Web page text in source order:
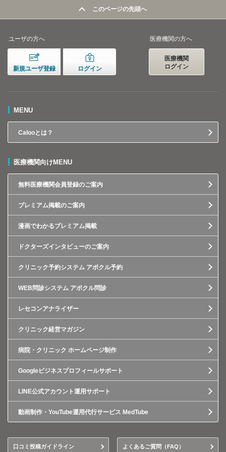
このページの先頭へ
ユーザの方へ
新規ユーザ登録 ログイン
医療機関の方へ
医療機関
ログイン
MENU
Calooとは？
医療機関向けMENU
無料医療機関会員登録のご案内
プレミアム掲載のご案内
漫画でわかるプレミアム掲載
ドクターズインタビューのご案内
クリニック予約システム アポクル予約
WEB問診システム アポクル問診
レセコンアナライザー
クリニック経営マガジン
病院・クリニック ホームページ制作
Googleビジネスプロフィールサポート
LINE公式アカウント運用サポート
動画制作・YouTube運用代行サービス MedTube
口コミ投稿ガイドライン よくあるご質問（FAQ）